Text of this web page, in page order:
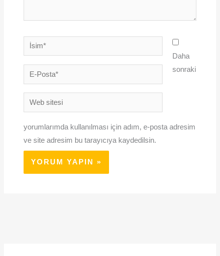
İsim*
E-
Posta*
Web
sitesi
Daha
sonraki
yorumlarımda kullanılması için adım, e-posta adresim
ve site adresim bu tarayıcıya kaydedilsin.